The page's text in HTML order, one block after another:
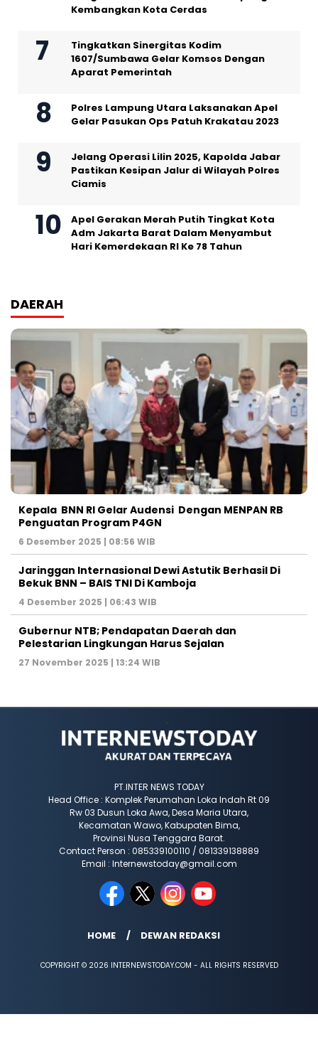
Kembangkan Kota Cerdas
Tingkatkan Sinergitas Kodim
1607/Sumbawa Gelar Komsos Dengan
Aparat Pemerintah
Polres Lampung Utara Laksanakan Apel
Gelar Pasukan Ops Patuh Krakatau 2023
Jelang Operasi Lilin 2025, Kapolda Jabar
Pastikan Kesipan Jalur di Wilayah Polres
Ciamis
Apel Gerakan Merah Putih Tingkat Kota
Adm Jakarta Barat Dalam Menyambut
Hari Kemerdekaan RI Ke 78 Tahun
DAERAH
Kepala BNN RI Gelar Audensi Dengan MENPAN RB
Penguatan Program P4GN
6 Desember 2025 | 08:56 WIB
Jaringgan Internasional Dewi Astutik Berhasil Di
Bekuk BNN – BAIS TNI Di Kamboja
4 Desember 2025 | 06:43 WIB
Gubernur NTB; Pendapatan Daerah dan
Pelestarian Lingkungan Harus Sejalan
27 November 2025 | 13:24 WIB
PT.INTER NEWS TODAY
Head Office : Komplek Perumahan Loka Indah Rt 09
Rw 03 Dusun Loka Awa, Desa Maria Utara,
Kecamatan Wawo, Kabupaten Bima,
Provinsi Nusa Tenggara Barat.
Contact Person : 085339100110 / 081339138889
Email : Internewstoday@gmail.com
HOME DEWAN REDAKSI
COPYRIGHT © 2026 INTERNEWSTODAY.COM - ALL RIGHTS RESERVED